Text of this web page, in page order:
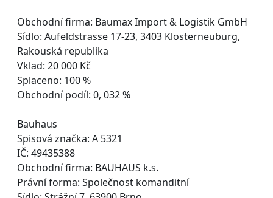
Obchodní firma: Baumax Import & Logistik GmbH
Sídlo: Aufeldstrasse 17-23, 3403 Klosterneuburg,
Rakouská republika
Vklad: 20 000 Kč
Splaceno: 100 %
Obchodní podíl: 0, 032 %
Bauhaus
Spisová značka: A 5321
IČ: 49435388
Obchodní firma: BAUHAUS k.s.
Právní forma: Společnost komanditní